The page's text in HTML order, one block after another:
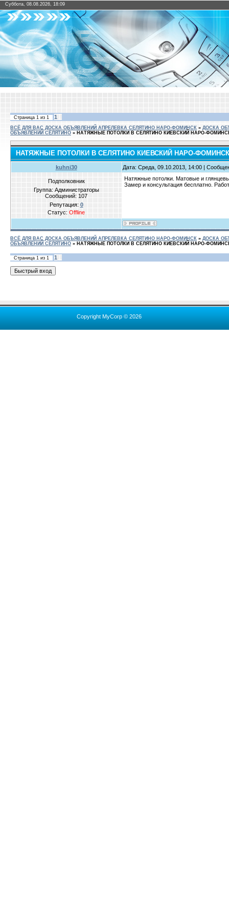
Суббота, 08.08.2026, 18:09
Страница 1 из 1 1
ВСЁ ДЛЯ ВАС ДОСКА ОБЪЯВЛЕНИЙ АПРЕЛЕВКА СЕЛЯТИНО НАРО-ФОМИНСК » ДОСКА
ОБЪЯВЛЕНИЙ СЕЛЯТИНО » НАТЯЖНЫЕ ПОТОЛКИ В СЕЛЯТИНО КИЕВСКИЙ НАРО-
НАТЯЖНЫЕ ПОТОЛКИ В СЕЛЯТИНО КИЕВСКИЙ НАРО-ФОМИНСК
kuhni30 Дата: Среда, 09.10.2013, 14:00 |
Подполковник
Группа: Администраторы
Сообщений: 107
Репутация: 0
Статус: Offline
Натяжные потолки. Матовые и
Замер и консультация бесплатно.
ВСЁ ДЛЯ ВАС ДОСКА ОБЪЯВЛЕНИЙ АПРЕЛЕВКА СЕЛЯТИНО НАРО-ФОМИНСК » ДОСКА
ОБЪЯВЛЕНИЙ СЕЛЯТИНО » НАТЯЖНЫЕ ПОТОЛКИ В СЕЛЯТИНО КИЕВСКИЙ НАРО-
Страница 1 из 1 1
Copyright MyCorp © 2026